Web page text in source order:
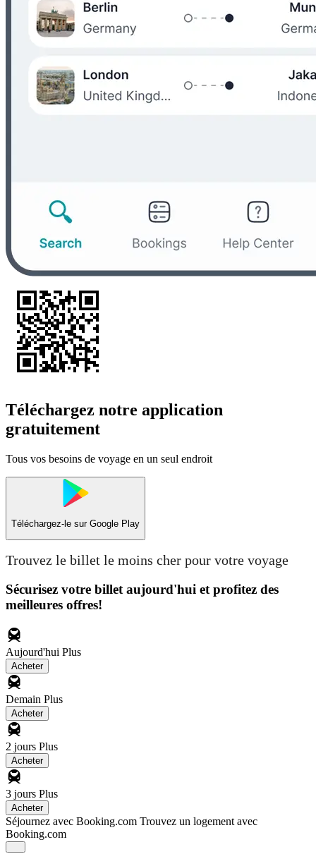
Téléchargez notre application
gratuitement
Tous vos besoins de voyage en un seul endroit
Téléchargez-le sur Google Play
Trouvez le billet le moins cher pour votre voyage
Sécurisez votre billet aujourd'hui et profitez des
meilleures offres!
Aujourd'hui Plus
Acheter
Demain Plus
Acheter
2 jours Plus
Acheter
3 jours Plus
Acheter
Séjournez avec Booking.com Trouvez un logement avec
Booking.com